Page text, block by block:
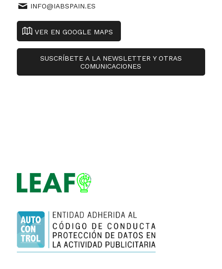
INFO@IABSPAIN.ES
VER EN GOOGLE MAPS
SUSCRÍBETE A LA NEWSLETTER Y OTRAS
COMUNICACIONES